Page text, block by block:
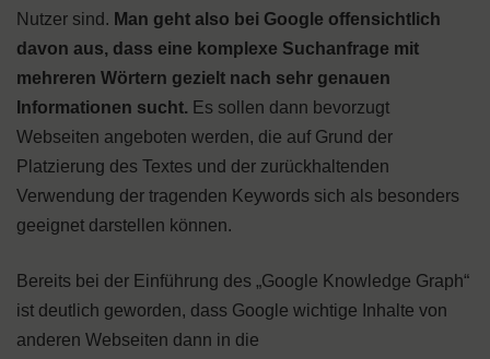
Nutzer sind. Man geht also bei Google offensichtlich
davon aus, dass eine komplexe Suchanfrage mit
mehreren Wörtern gezielt nach sehr genauen
Informationen sucht. Es sollen dann bevorzugt
Webseiten angeboten werden, die auf Grund der
Platzierung des Textes und der zurückhaltenden
Verwendung der tragenden Keywords sich als besonders
geeignet darstellen können.
Bereits bei der Einführung des „Google Knowledge Graph“
ist deutlich geworden, dass Google wichtige Inhalte von
anderen Webseiten dann in die